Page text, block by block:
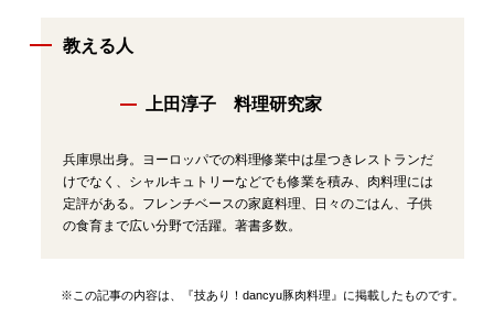
教える人
上田淳子 料理研究家
兵庫県出身。ヨーロッパでの料理修業中は星つきレストランだ
けでなく、シャルキュトリーなどでも修業を積み、肉料理には
定評がある。フレンチベースの家庭料理、日々のごはん、子供
の食育まで広い分野で活躍。著書多数。
※この記事の内容は、『技あり！dancyu豚肉料理』に掲載したものです。